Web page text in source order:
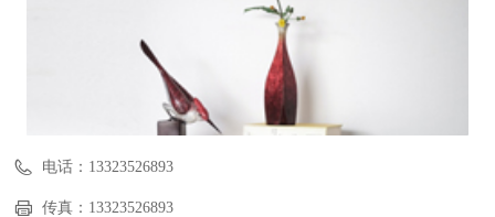
电话： 13323526893
传真： 13323526893